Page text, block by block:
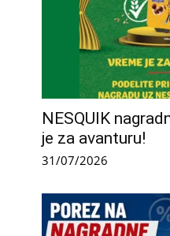
NESQUIK
je za avanturu!
31/07/2026